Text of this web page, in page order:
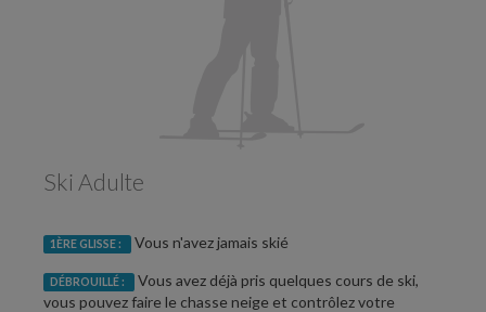
Ski Adulte
1ÈRE GLISSE : Vous n'avez jamais skié
DÉBROUILLÉ :
Vous avez déjà pris quelques cours de ski,
vous pouvez faire le chasse neige et contrôlez votre